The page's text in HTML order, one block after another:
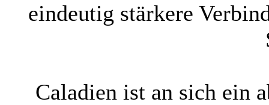
eindeutig stärkere
Caladien ist an sich ein